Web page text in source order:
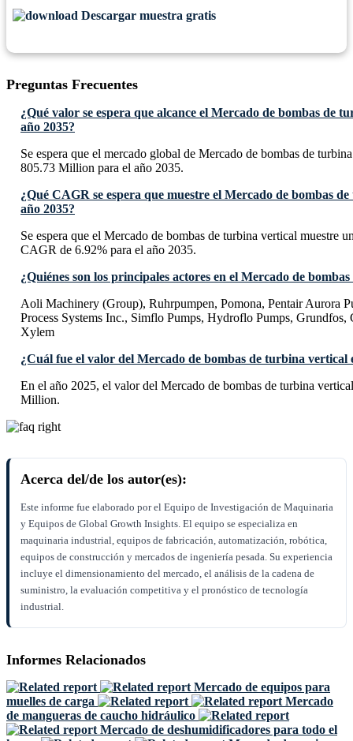
Descargar muestra gratis
Preguntas Frecuentes
¿Qué valor se espera que alcance el Mercado de bombas de
año 2035?
Se espera que el mercado global de Mercado de bombas de
805.73 Million para el año 2035.
¿Qué CAGR se espera que muestre el Mercado de bombas
año 2035?
Se espera que el Mercado de bombas de turbina vertical muestre
CAGR de 6.92% para el año 2035.
¿Quiénes son los principales actores en el Mercado de
Aoli Machinery (Group), Ruhrpumpen, Pomona, Pentair Aurora
Process Systems Inc., Simflo Pumps, Hydroflo Pumps, Grundfos,
Xylem
¿Cuál fue el valor del Mercado de bombas de turbina vertical
En el año 2025, el valor del Mercado de bombas de turbina
Million.
Acerca del/de los autor(es):
Este informe fue elaborado por el Equipo de Investigación de Maquinaria
y Equipos de Global Growth Insights. El equipo se especializa en
maquinaria industrial, equipos de fabricación, automatización, robótica,
equipos de construcción y mercados de ingeniería pesada. Su experiencia
incluye el dimensionamiento del mercado, el análisis de la cadena de
suministro, la evaluación competitiva y el pronóstico de tecnología
industrial.
Informes Relacionados
Mercado de equipos para
muelles de carga
Mercado
de mangueras de caucho hidráulico
Mercado de deshumidificadores para todo el